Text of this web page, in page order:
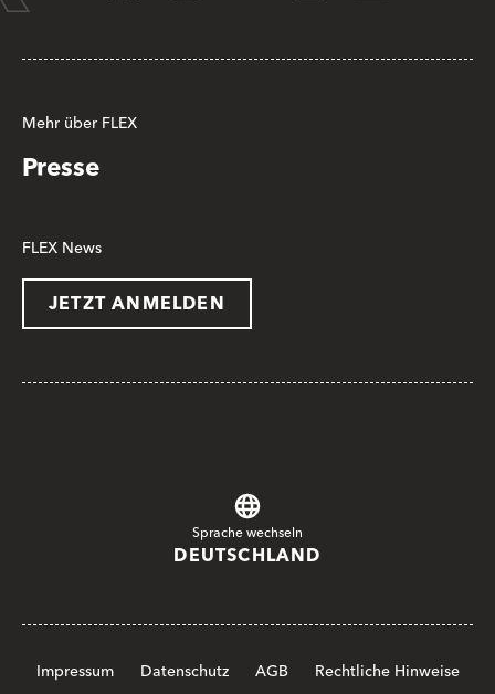
Mehr über FLEX
Presse
FLEX News
JETZT ANMELDEN
Sprache wechseln
DEUTSCHLAND
Impressum Datenschutz AGB Rechtliche Hinweise